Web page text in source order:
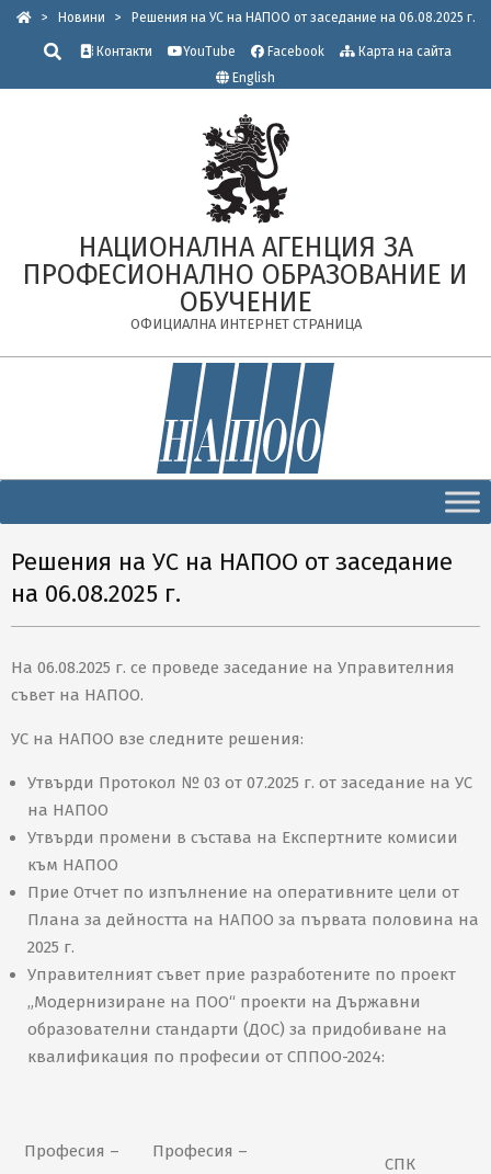
Skip
content
> Новини >
Решения на УС на НАПОО от заседание на 06.08.2025 г.
Търсене
Контакти YouTube Facebook
Карта на сайта
English
НАЦИОНАЛНА АГЕНЦИЯ ЗА
ПРОФЕСИОНАЛНО ОБРАЗОВАНИЕ И
ОБУЧЕНИЕ
ОФИЦИАЛНА ИНТЕРНЕТ СТРАНИЦА
Navigation
Решения на УС на НАПОО от заседание
на 06.08.2025 г.
На 06.08.2025 г. се проведе заседание на Управителния
съвет на НАПОО.
УС на НАПОО взе следните решения:
Утвърди Протокол № 03 от 07.2025 г. от заседание на УС
на НАПОО
Утвърди промени в състава на Експертните комисии
към НАПОО
Прие Отчет по изпълнение на оперативните цели от
Плана за дейността на НАПОО за първата половина на
2025 г.
Управителният съвет прие разработените по проект
„Модернизиране на ПОО“ проекти на Държавни
образователни стандарти (ДОС) за придобиване на
квалификация по професии от СППОО-2024:
Професия –
Професия –
СПК